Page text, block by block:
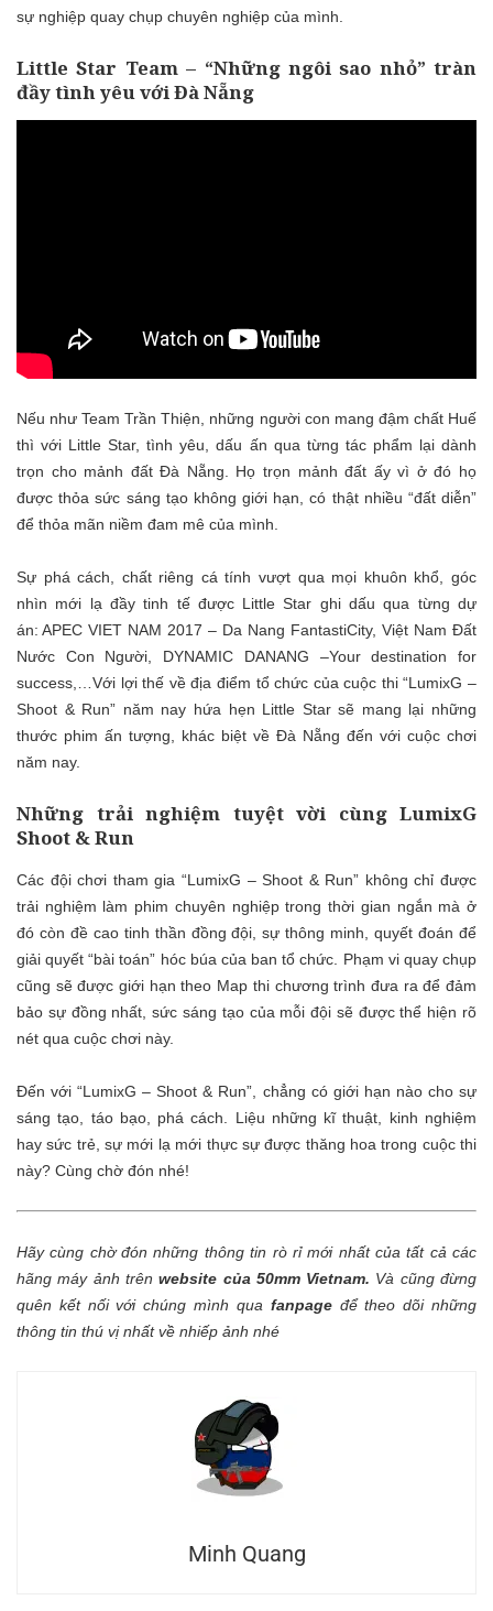
sự nghiệp quay chụp chuyên nghiệp của mình.
Little Star Team – “Những ngôi sao nhỏ” tràn
đầy tình yêu với Đà Nẵng
Nếu như Team Trần Thiện, những người con mang đậm chất Huế
thì với Little Star, tình yêu, dấu ấn qua từng tác phẩm lại dành
trọn cho mảnh đất Đà Nẵng. Họ trọn mảnh đất ấy vì ở đó họ
được thỏa sức sáng tạo không giới hạn, có thật nhiều “đất diễn”
để thỏa mãn niềm đam mê của mình.
Sự phá cách, chất riêng cá tính vượt qua mọi khuôn khổ, góc
nhìn mới lạ đầy tinh tế được Little Star ghi dấu qua từng dự
án: APEC VIET NAM 2017 – Da Nang FantastiCity, Việt Nam Đất
Nước Con Người, DYNAMIC DANANG –Your destination for
success,…Với lợi thế về địa điểm tổ chức của cuộc thi“LumixG –
Shoot & Run” năm nay hứa hẹn Little Starsẽ mang lại những
thước phim ấn tượng, khác biệt về Đà Nẵng đến với cuộc chơi
năm nay.
Những trải nghiệm tuyệt vời cùng LumixG
Shoot & Run
Các đội chơi tham gia “LumixG – Shoot & Run” không chỉđược
trải nghiệm làm phim chuyên nghiệptrong thời gian ngắn mà ở
đó còn đề cao tinh thần đồng đội, sự thông minh,quyết đoán để
giải quyết “bài toán” hóc búa của ban tổ chức
Phạm vi quay chụp
cũng sẽ được giới hạn theo Map thi chương trình đưa ra để đảm
bảo sự đồng nhất, sức sáng tạo của mỗi đội sẽ được thể hiện rõ
nét qua cuộc chơi này.
Đến với“LumixG – Shoot & Run” , chẳng có giới hạn nào cho sự
sáng tạo, táo bạo, phá cách. L iệu những kĩ thuật, kinh nghiệm
hay sức trẻ, sự mới lạ mới thực sự được thăng hoa trong cuộc thi
này? Cùng chờ đón nhé!
Hãy cùng chờ đón những thông tin rò rỉ mới nhất của tất cả các
hãng máy ảnh trên website của 50mm Vietnam. Và cũng đừng
quên kết nối với chúng mình qua fanpageđể theo dõi những
thông tin thú vị nhất về nhiếp ảnh nhé
Minh Quang